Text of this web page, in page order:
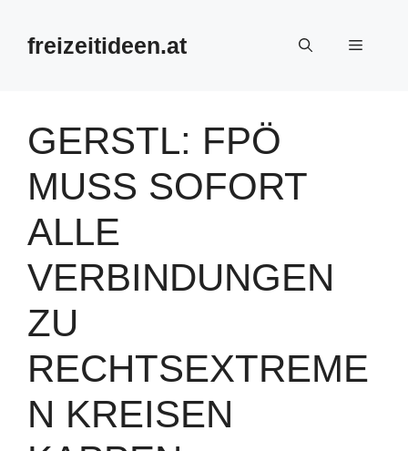
Inhalt
springenfreizeitideen.at Menü
GERSTL: FPÖ
MUSS SOFORT
ALLE
VERBINDUNGEN
ZU
RECHTSEXTREME
N KREISEN